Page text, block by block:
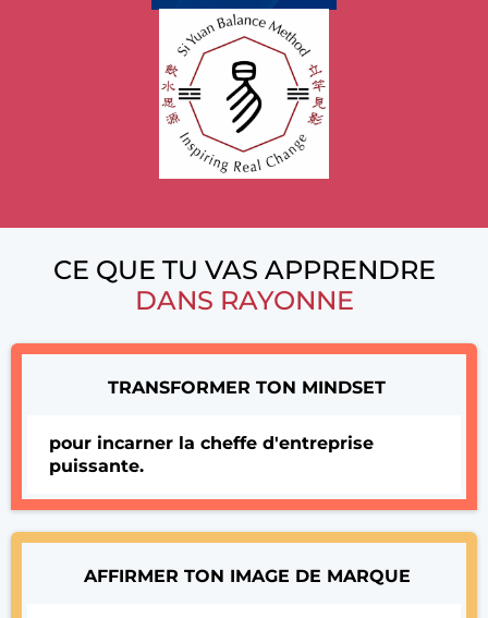
CE QUE TU VAS APPRENDRE
DANS RAYONNE
TRANSFORMER TON MINDSET
pour incarner la cheffe d'entreprise
puissante.
AFFIRMER TON IMAGE DE MARQUE